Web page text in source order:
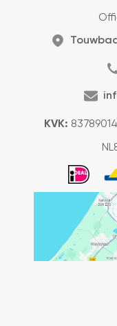
KVK: 83789014